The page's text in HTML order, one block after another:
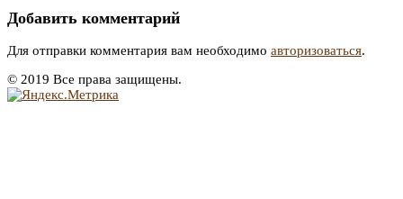
Добавить комментарий
Для отправки комментария вам необходимо авторизоваться.
© 2019 Все права защищены.